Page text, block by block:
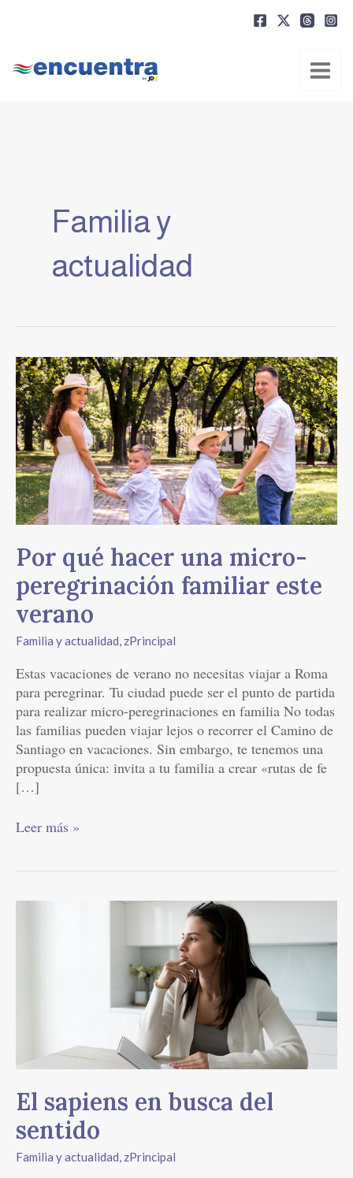
Familia y
actualidad
Por qué hacer una micro-
peregrinación familiar este
verano
Familia y actualidad zPrincipal
Estas vacaciones de verano no necesitas viajar a Roma
para peregrinar. Tu ciudad puede ser el punto de partida
para realizar micro-peregrinaciones en familia No todas
las familias pueden viajar lejos o recorrer el Camino de
Santiago en vacaciones. Sin embargo, te tenemos una
propuesta única: invita a tu familia a crear «rutas de fe
[…]
Por
qué
hacer
una micro-
peregrinación
familiar
este
verano
Leer más »
El sapiens en busca del
sentido
Familia y actualidad zPrincipal